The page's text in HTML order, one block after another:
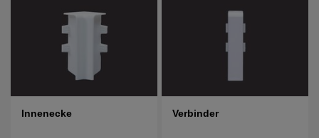
Innenecke Verbinder